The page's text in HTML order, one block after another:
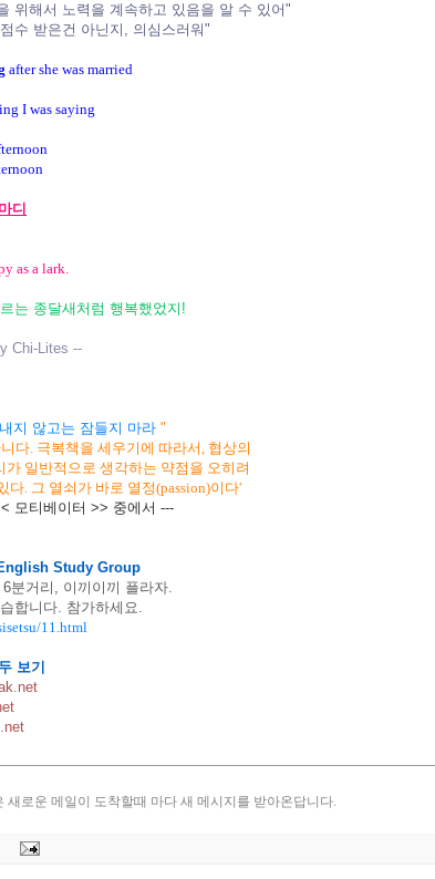
위해서 노력을 계속하고 있음을 알 수 있어"
수 받은건 아닌지, 의심스러워"
after she was married
I was saying
디
as a lark.
는 종달새처럼 행복했었지!
Chi-Lites --
지 않고는 잠들지 마라 "
다. 극복책을 세우기에 따라서, 협상의
일반적으로 생각하는 약점을 오히려
다. 그 열쇠가 바로 열정(passion)이다'
모티베이터 >> 중에서 ---
Study Group
분거리, 이끼이끼 플라자.
합니다. 참가하세요.
11.html
보기
새로운 메일이 도착할때 마다 새 메시지를 받아온답니다.